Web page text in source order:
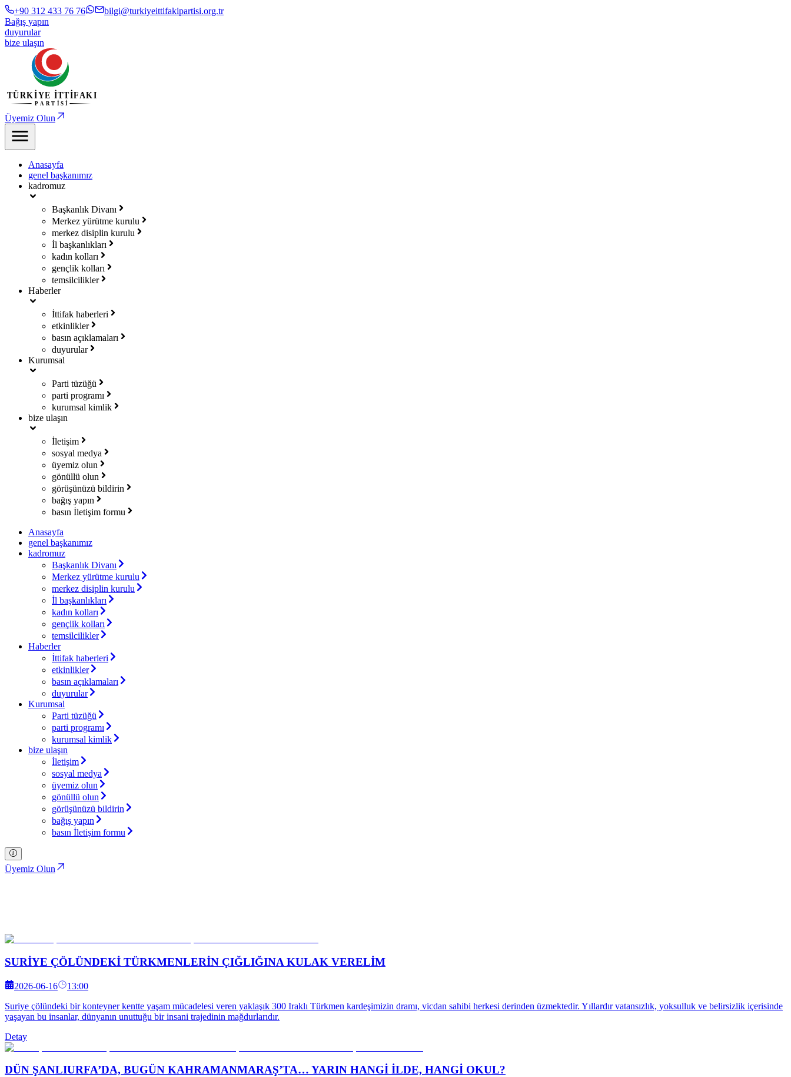
+90 312 433 76 76
bilgi@turkiyeittifakipartisi.org.tr
Bağış yapın
duyurular
bize ulaşın
Üyemiz Olun
Anasayfa
genel başkanımız
kadromuz
Başkanlık Divanı
Merkez yürütme kurulu
merkez disiplin kurulu
İl başkanlıkları
kadın kolları
gençlik kolları
temsilcilikler
Haberler
İttifak haberleri
etkinlikler
basın açıklamaları
duyurular
Kurumsal
Parti tüzüğü
parti programı
kurumsal kimlik
bize ulaşın
İletişim
sosyal medya
üyemiz olun
gönüllü olun
görüşünüzü bildirin
bağış yapın
basın İletişim formu
Anasayfa
genel başkanımız
kadromuz
Başkanlık Divanı
Merkez yürütme kurulu
merkez disiplin kurulu
İl başkanlıkları
kadın kolları
gençlik kolları
temsilcilikler
Haberler
İttifak haberleri
etkinlikler
basın açıklamaları
duyurular
Kurumsal
Parti tüzüğü
parti programı
kurumsal kimlik
bize ulaşın
İletişim
sosyal medya
üyemiz olun
gönüllü olun
görüşünüzü bildirin
bağış yapın
basın İletişim formu
Üyemiz Olun
SURİYE ÇÖLÜNDEKİ TÜRKMENLERİN ÇIĞLIĞINA KULAK VERELİM
2026-06-16
13:00
Suriye çölündeki bir konteyner kentte yaşam mücadelesi veren yaklaşık 300 Iraklı Türkmen kardeşimizin dramı, vicdan sahibi herkesi derinden üzmektedir. Yıllardır vatansızlık, yoksulluk ve belirsizlik içerisinde
yaşayan bu insanlar, dünyanın unuttuğu bir insani trajedinin mağdurlarıdır.
Detay
DÜN ŞANLIURFA’DA, BUGÜN KAHRAMANMARAŞ’TA… YARIN HANGİ İLDE, HANGİ OKUL?